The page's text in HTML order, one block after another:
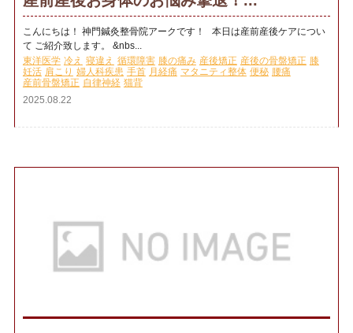
こんにちは！ 神門鍼灸整骨院アークです！ 本日は産前産後ケアについ
て ご紹介致します。 &nbs...
東洋医学 冷え 寝違え 循環障害 膝の痛み 産後矯正 産後の骨盤矯正 膝
妊活 肩こり 婦人科疾患 手首 月経痛 マタニティ整体 便秘 腰痛
産前骨盤矯正 自律神経 猫背
2025.08.22